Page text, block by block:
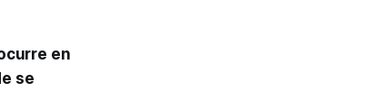
en
se